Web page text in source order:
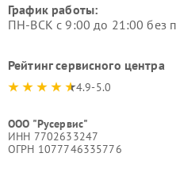
График работы:
ПН-ВСК с 9:00 до 21:00 без
Рейтинг сервисного центра
4.9-5.0
ООО "Русервис"
ИНН 7702633247
ОГРН 1077746335776